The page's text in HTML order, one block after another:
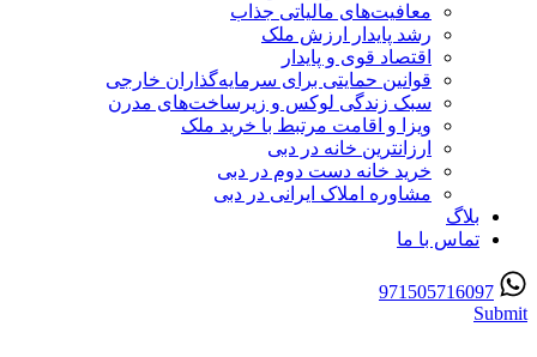
معافیت‌های مالیاتی جذاب
رشد پایدار ارزش ملک
اقتصاد قوی و پایدار
قوانین حمایتی برای سرمایه‌گذاران خارجی
سبک زندگی لوکس و زیرساخت‌های مدرن
ویزا و اقامت مرتبط با خرید ملک
ارزانترین خانه در دبی
خرید خانه دست دوم در دبی
مشاوره املاک ایرانی در دبی
بلاگ
تماس با ما
971505716097
Submit